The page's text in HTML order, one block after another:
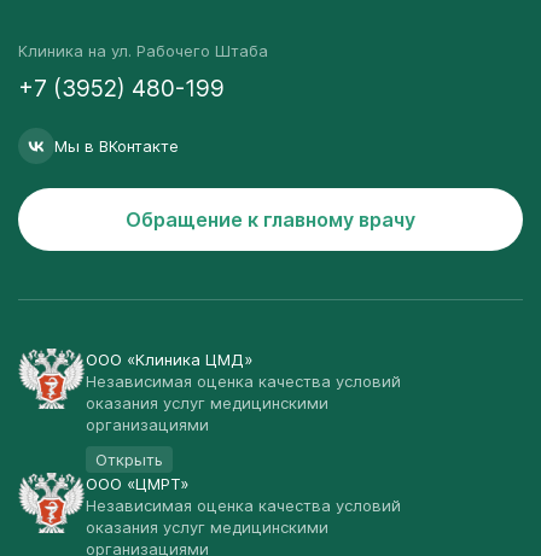
Клиника на ул. Рабочего Штаба
+7 (3952) 480-199
Мы в ВКонтакте
Обращение к главному врачу
ООО «Клиника ЦМД»
Независимая оценка качества условий
оказания услуг медицинскими
организациями
Открыть
ООО «ЦМРТ»
Независимая оценка качества условий
оказания услуг медицинскими
организациями